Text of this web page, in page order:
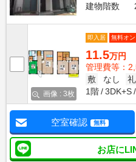
建物階数
画像 : 3枚
即入居 無料オ
11.5万円
管理費等：
敷
なし 礼
1階
3DK+S
空室確認 無料
お店に